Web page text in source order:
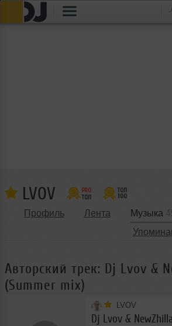
LVOV
Профиль Лента Музыка
Авторский трек: Dj Lvov &
(Summer mix)
LVOV
Dj Lvov &